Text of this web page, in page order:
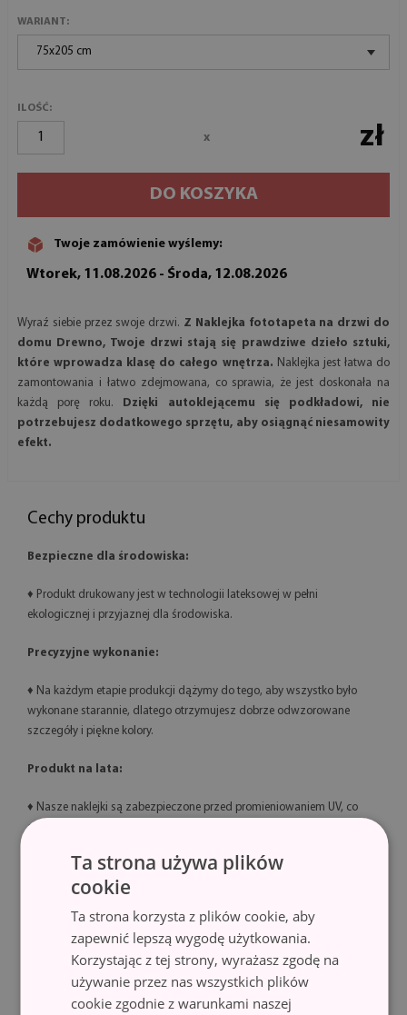
WARIANT:
75x205 cm
ILOŚĆ:
x zł
DO KOSZYKA
Twoje zamówienie wyślemy:
Wtorek, 11.08.2026 - Środa, 12.08.2026
Wyraź siebie przez swoje drzwi. Z Naklejka fototapeta na drzwi do
domu Drewno, Twoje drzwi stają się prawdziwe dzieło sztuki,
które wprowadza klasę do całego wnętrza. Naklejka jest łatwa do
zamontowania i łatwo zdejmowana, co sprawia, że jest doskonała na
każdą porę roku.
Dzięki autoklejącemu się podkładowi, nie
potrzebujesz dodatkowego sprzętu, aby osiągnąć niesamowity
efekt.
Cechy produktu
Bezpieczne dla środowiska:
♦ Produkt drukowany jest w technologii lateksowej w pełni
ekologicznej i przyjaznej dla środowiska.
Precyzyjne wykonanie:
♦ Na każdym etapie produkcji dążymy do tego, aby wszystko było
wykonane starannie, dlatego otrzymujesz dobrze odwzorowane
szczegóły i piękne kolory.
Produkt na lata:
♦ Nasze naklejki są zabezpieczone przed promieniowaniem UV, co
eliminuje niechciany efekt blaknięcia i pozwala Ci cieszyć się
♦ Technologia lateksowa HP Latex zapewnia wydruki o znakomitej
laminowania.
Ta strona używa plików
cookie
Ta strona korzysta z plików cookie, aby
zapewnić lepszą wygodę użytkowania.
Korzystając z tej strony, wyrażasz zgodę na
używanie przez nas wszystkich plików
cookie zgodnie z warunkami naszej